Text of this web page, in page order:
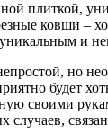
плиткой,
ковши –
уникальным и
но
будет
своими
случаев,